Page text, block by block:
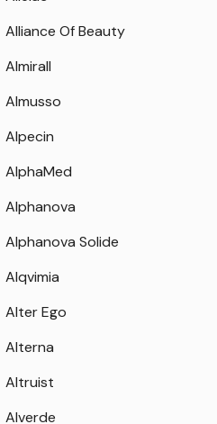
Alliance Of Beauty
Almirall
Almusso
Alpecin
AlphaMed
Alphanova
Alphanova Solide
Alqvimia
Alter Ego
Alterna
Altruist
Alverde